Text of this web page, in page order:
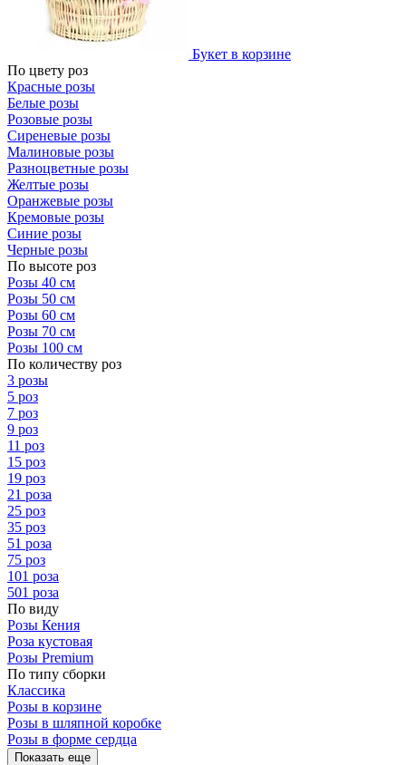
Букет в корзине
По цвету роз
Красные розы
Белые розы
Розовые розы
Сиреневые розы
Малиновые розы
Разноцветные розы
Желтые розы
Оранжевые розы
Кремовые розы
Синие розы
Черные розы
По высоте роз
Розы 40 см
Розы 50 см
Розы 60 см
Розы 70 см
Розы 100 см
По количеству роз
3 розы
5 роз
7 роз
9 роз
11 роз
15 роз
19 роз
21 роза
25 роз
35 роз
51 роза
75 роз
101 роза
501 роза
По виду
Розы Кения
Роза кустовая
Розы Premium
По типу сборки
Классика
Розы в корзине
Розы в шляпной коробке
Розы в форме сердца
Показать еще